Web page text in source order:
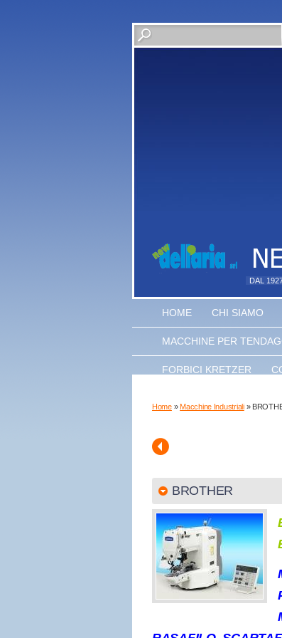
DAL
HOME CHI SIAMO
MACCHINE PER
FORBICI KRETZER
Home»Macchine Industriali»
BROTHER